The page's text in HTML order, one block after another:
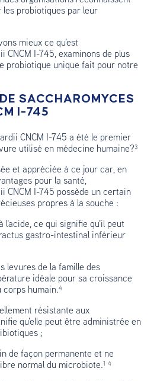
les probiotiques par leur
mieux ce qu'est
CNCM I-745, examinons de plus
probiotique unique fait pour notre
SACCHAROMYCES
I-745
CNCM I-745 a été le premier
utilisé en médecine humaine?³
et appréciée à ce jour car, en
pour la santé,
CNCM I-745 possède un certain
propres à la souche :
l'acide, ce qui signifie qu'il peut
gastro-intestinal inférieur
levures de la famille des
idéale pour sa croissance
corps humain.⁴
résistante aux
qu'elle peut être administrée en
;
de façon permanente et ne
normal du microbiote.¹ ⁴